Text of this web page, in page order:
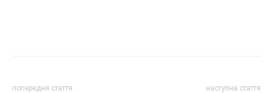
попередня стаття наступна стаття